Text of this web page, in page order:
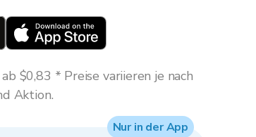
$0,83 * Preise variieren je nach
Aktion.
Nur in der App